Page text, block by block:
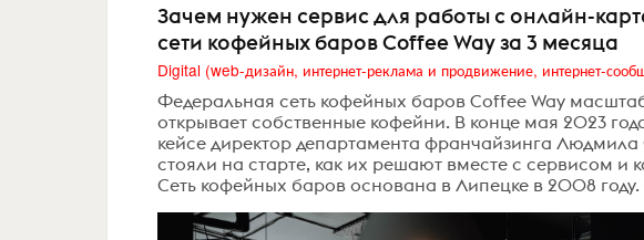
Зачем нужен сервис для работы с онлайн-
сети кофейных баров Coffee Way за 3 месяца
Федеральная сеть кофейных баров Coffee Way
открывает собственные кофейни. В конце мая 2023
кейсе директор департамента франчайзинга Людмила
стояли на старте, как их решают вместе с сервисом
Сеть кофейных баров основана в Липецке в 2008 году.